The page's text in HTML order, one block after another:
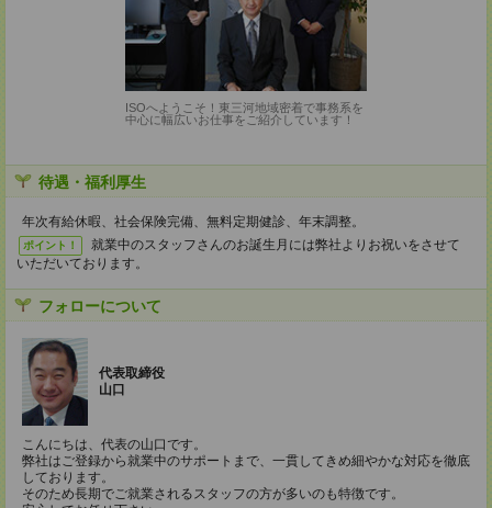
ISOへようこそ！東三河地域密着で事務系を
中心に幅広いお仕事をご紹介しています！
待遇・福利厚生
年次有給休暇、社会保険完備、無料定期健診、年末調整。
ポイント！
就業中のスタッフさんのお誕生月には弊社よりお祝いをさせて
いただいております。
フォローについて
代表取締役
山口
こんにちは、代表の山口です。
弊社はご登録から就業中のサポートまで、一貫してきめ細やかな対応を徹底
しております。
そのため長期でご就業されるスタッフの方が多いのも特徴です。